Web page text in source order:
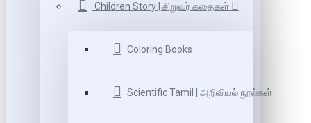
Children Story | சிறுவர் கதைகள்
Coloring Books
Scientific Tamil | அறிவியல் நூல்கள்